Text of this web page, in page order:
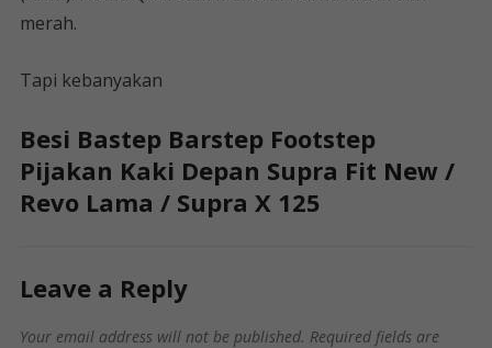
merah.
Tapi kebanyakan
Besi Bastep Barstep Footstep
Pijakan Kaki Depan Supra Fit New /
Revo Lama / Supra X 125
Leave a Reply
Your email address will not be published. Required fields are